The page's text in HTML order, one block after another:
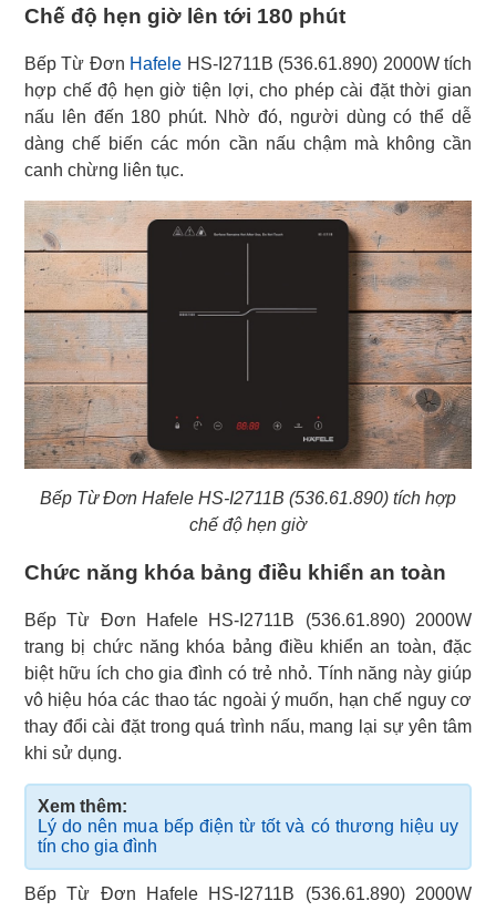
Chế độ hẹn giờ lên tới 180 phút
Bếp Từ Đơn Hafele HS-I2711B (536.61.890) 2000W tích
hợp chế độ hẹn giờ tiện lợi, cho phép cài đặt thời gian
nấu lên đến 180 phút. Nhờ đó, người dùng có thể dễ
dàng chế biến các món cần nấu chậm mà không cần
canh chừng liên tục.
Bếp Từ Đơn Hafele HS-I2711B (536.61.890) tích hợp
chế độ hẹn giờ
Chức năng khóa bảng điều khiển an toàn
Bếp Từ Đơn Hafele HS-I2711B (536.61.890) 2000W
trang bị chức năng khóa bảng điều khiển an toàn, đặc
biệt hữu ích cho gia đình có trẻ nhỏ. Tính năng này giúp
vô hiệu hóa các thao tác ngoài ý muốn, hạn chế nguy cơ
thay đổi cài đặt trong quá trình nấu, mang lại sự yên tâm
khi sử dụng.
Xem thêm:
Lý do nên mua bếp điện từ tốt và có thương hiệu uy
tín cho gia đình
Bếp Từ Đơn Hafele HS-I2711B (536.61.890) 2000W